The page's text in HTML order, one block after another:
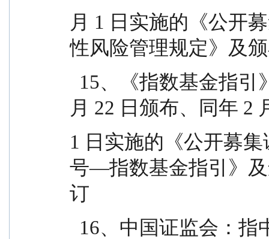
月 1 日实施的《公开
性风险管理规定》及
月 22 日颁布、同年 2
1 日实施的《公开募
号—指数基金指引》
订
16、中国证监会：